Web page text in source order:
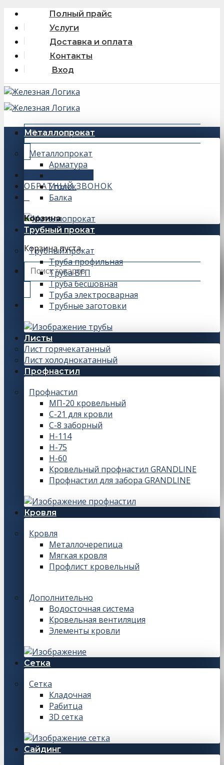
Skip
content
Полный прайс
Услуги
Доставка и оплата
Контакты
Вход
Искать:
+7 (343) 243-56-66
ОБРАТНЫЙ ЗВОНОК
Корзина
Корзина пуста.
Искать:
Металлопрокат
Металлопрокат
Арматура
Уголок
Балка
Трубный прокат
Трубный прокат
Труба профильная
Труба ВГП
Труба бесшовная
Труба электросварная
Трубные заготовки
Листы
Лист горячекатанный
Лист холоднокатанный
Профнастил
Профнастил
МП-20 кровельный
С-21 для кровли
С-8 заборный
Н-114
Н-75
Н-60
Кровельный профнастил GRANDLINE
Профнастил для забора GRANDLINE
Кровля
Кровля
Металлочерепица
Мягкая кровля
Профлист кровельный
Дополнительно
Водосточная система
Кровельная вентиляция
Элементы кровли
Сетка
Сетка
Кладочная
Рабитца
3D сетка
Сайдинг